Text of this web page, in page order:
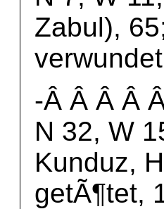
Zabul),
-Â Â Â Â
N 32, W
Kunduz,
getÃ¶tet,